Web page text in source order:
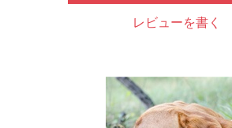
レビューを書く